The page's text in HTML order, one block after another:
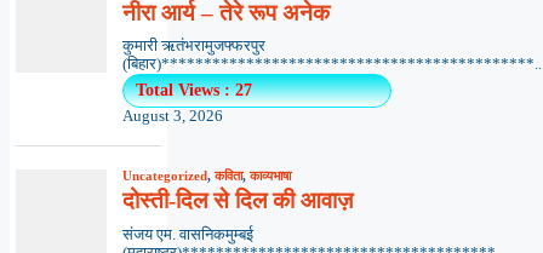
नीरा आर्य – तेरे रूप अनेक
कुमारी ऋतंभरामुजफ्फरपुर
Total Views : 27
August 3, 2026
Uncategorized,कविता,काव्यभाषा
दोस्ती-दिल से दिल की आवाज़
संजय एम. वासनिकमुम्बई